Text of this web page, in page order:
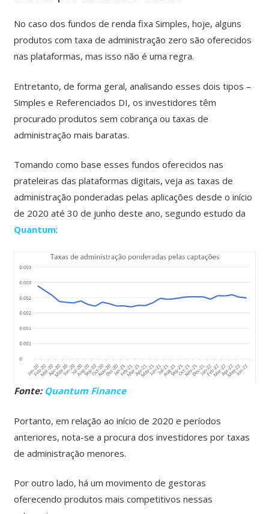
No caso dos fundos de renda fixa Simples, hoje, alguns
produtos com taxa de administração zero são oferecidos
nas plataformas, mas isso não é uma regra.
Entretanto, de forma geral, analisando esses dois tipos –
Simples e Referenciados DI, os investidores têm
procurado produtos sem cobrança ou taxas de
administração mais baratas.
Tomando como base esses fundos oferecidos nas
prateleiras das plataformas digitais, veja as taxas de
administração ponderadas pelas aplicações desde o início
de 2020 até 30 de junho deste ano, segundo estudo da
Quantum:
Fonte: Quantum Finance
Portanto, em relação ao início de 2020 e períodos
anteriores, nota-se a procura dos investidores por taxas
de administração menores.
Por outro lado, há um movimento de gestoras
oferecendo produtos mais competitivos nessas